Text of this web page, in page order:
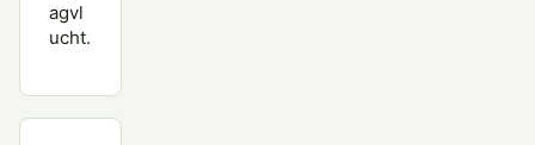
agvl
ucht.